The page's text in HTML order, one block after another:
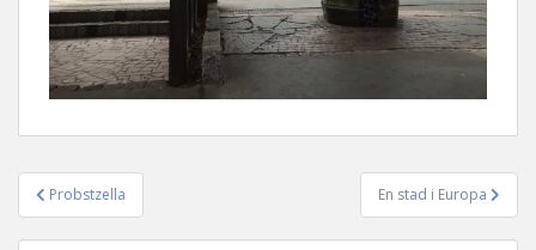
Inläggsnavigering
Probstzella En stad i Europa